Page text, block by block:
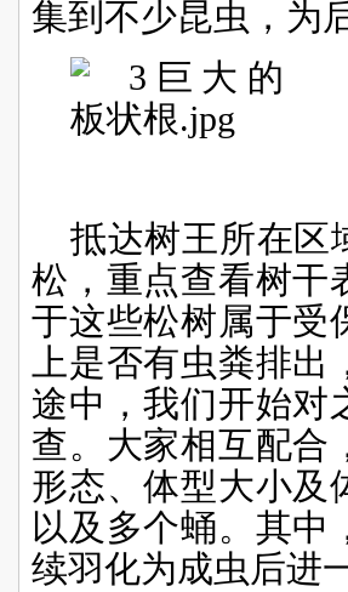
集到不少昆虫，为
抵达树王所在区
松，重点查看树干
于这些松树属于受
上是否有虫粪排出
途中，我们开始对
查。大家相互配合
形态、体型大小及
以及多个蛹。其中
续羽化为成虫后进